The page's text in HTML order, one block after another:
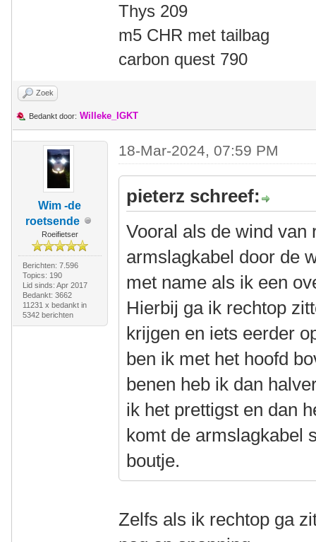
Thys 209
m5 CHR met tailbag
carbon quest 790
Zoek
Bedankt door: Willeke_IGKT
Wim -de
roetsende
Roeifietser
Berichten: 7.596
Topics: 190
Lid sinds: Apr 2017
Bedankt: 3662
11231 x bedankt in
5342 berichten
18-Mar-2024, 07:59 PM
pieterz schreef:
Vooral als de wind van
armslagkabel door de
met name als ik een
Hierbij ga ik rechtop
krijgen en iets eerder
ben ik met het hoofd
benen heb ik dan
ik het prettigst en dan
komt de armslagkabel
boutje.
Zelfs als ik rechtop ga